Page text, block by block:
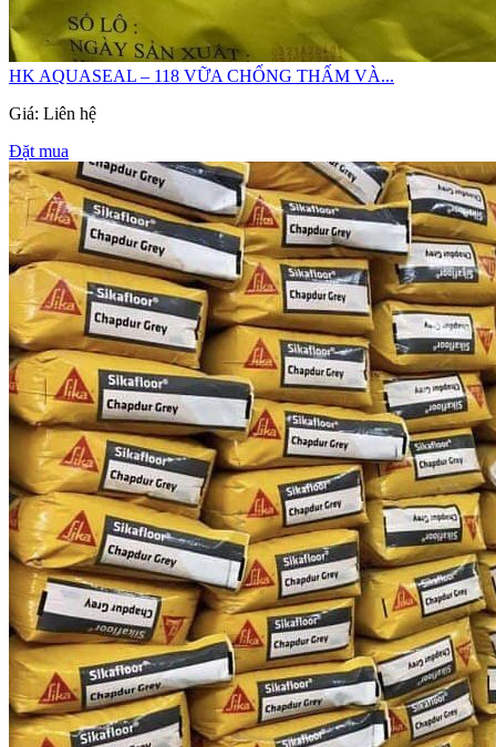
HK AQUASEAL – 118 VỮA CHỐNG THẤM VÀ...
Giá: Liên hệ
Đặt mua